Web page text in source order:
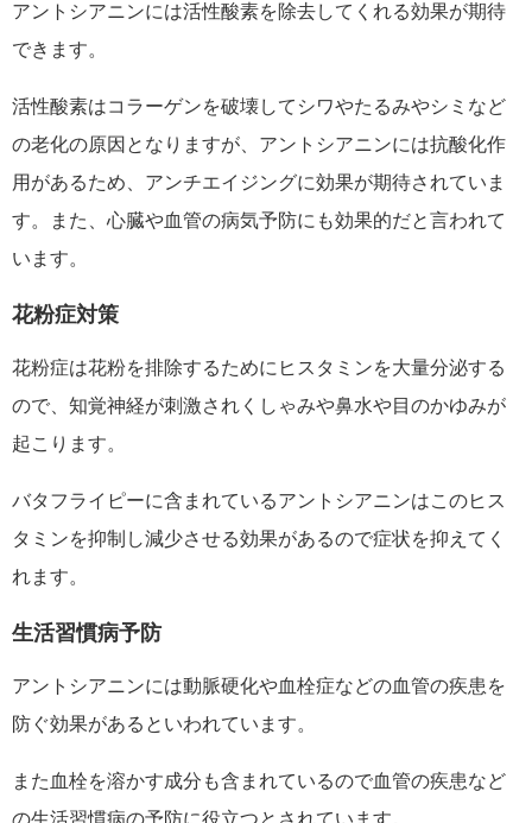
アントシアニンには活性酸素を除去してくれる効果が期待
できます。
活性酸素はコラーゲンを破壊してシワやたるみやシミなど
の老化の原因となりますが、アントシアニンには抗酸化作
用があるため、アンチエイジングに効果が期待されていま
す。また、心臓や血管の病気予防にも効果的だと言われて
います。
花粉症対策
花粉症は花粉を排除するためにヒスタミンを大量分泌する
ので、知覚神経が刺激されくしゃみや鼻水や目のかゆみが
起こります。
バタフライピーに含まれているアントシアニンはこのヒス
タミンを抑制し減少させる効果があるので症状を抑えてく
れます。
生活習慣病予防
アントシアニンには動脈硬化や血栓症などの血管の疾患を
防ぐ効果があるといわれています。
また血栓を溶かす成分も含まれているので血管の疾患など
の生活習慣病の予防に役立つとされています。